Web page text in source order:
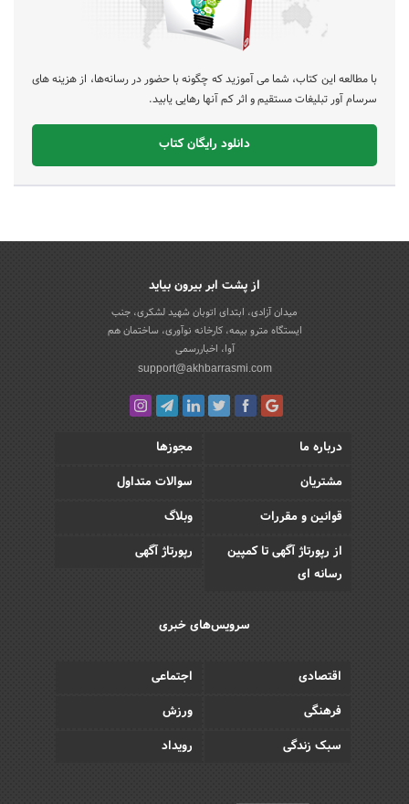
با مطالعه این کتاب، شما می آموزید که چگونه با حضور در رسانه‌ها، از هزینه های
سرسام آور تبلیغات مستقیم و اثر کم آنها رهایی یابید.
دانلود رایگان کتاب
از پشت ابر بیرون بیاید
میدان آزادی، ابتدای اتوبان شهید لشکری، جنب
ایستگاه مترو بیمه، کارخانه نوآوری، ساختمان هم
آوا، اخباررسمی
support@akhbarrasmi.com
درباره ما
مجوزها
مشتریان
سوالات متداول
قوانین و مقررات
وبلاگ
از رپورتاژ آگهی تا کمپین
رسانه ای
رپورتاژ آگهی
سرویس‌های خبری
اقتصادی
اجتماعی
فرهنگی
ورزش
سبک زندگی
رویداد